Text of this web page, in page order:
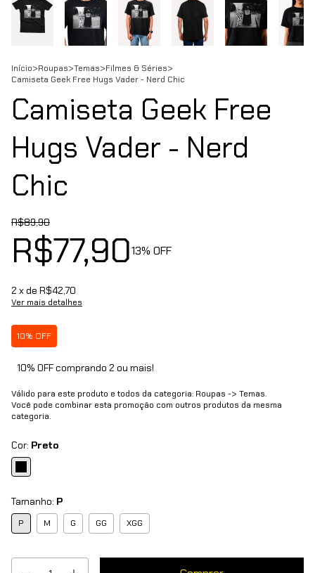
Início>Roupas>Temas>Filmes & Séries>
Camiseta Geek Free Hugs Vader - Nerd Chic
Camiseta Geek Free
Hugs Vader - Nerd
Chic
R$89,90
R$77,9013% OFF
2 x de R$42,70
Ver mais detalhes
10% OFF
10% OFF comprando 2 ou mais!
Válido para este produto e todos da categoria: Roupas -> Temas.
Você pode combinar esta promoção com outros produtos da mesma
categoria.
Cor: Preto
Tamanho: P
P M G GG XGG